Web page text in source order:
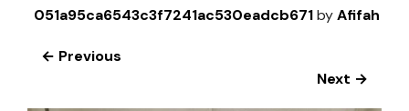
051a95ca6543c3f7241ac530eadcb671byAfifah
← Previous
Next →